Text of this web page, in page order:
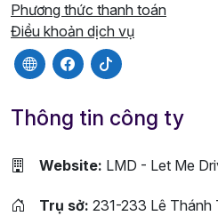
Phương thức thanh toán
Điều khoản dịch vụ
Thông tin công ty
Website: LMD - Let Me
Trụ sở: 231-233 Lê Thánh